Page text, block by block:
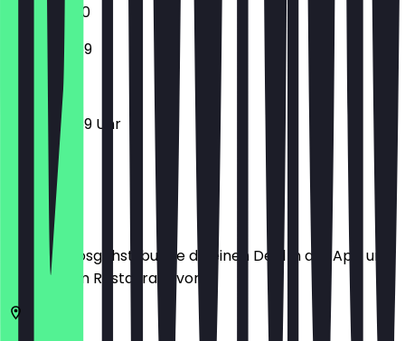
12:00 - 01:00
12:00 - 23:59
12:00 - 23:59 Uhr
Bevor du losgehst, buche dir einen Deal in der App und
zeige ihn im Restaurant vor.